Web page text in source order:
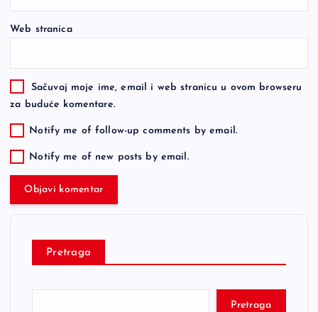
Web stranica
Sačuvaj moje ime, email i web stranicu u ovom browseru
za buduće komentare.
Notify me of follow-up comments by email.
Notify me of new posts by email.
Pretraga
Pretraga